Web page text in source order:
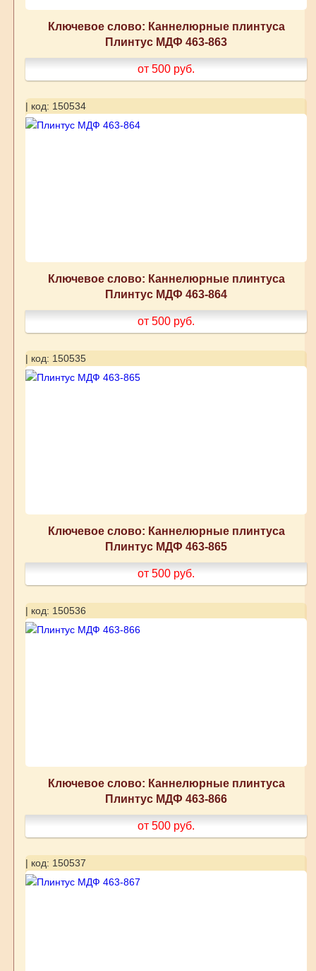
Ключевое слово: Каннелюрные плинтуса
Плинтус МДФ 463-863
от 500 руб.
| код: 150534
Ключевое слово: Каннелюрные плинтуса
Плинтус МДФ 463-864
от 500 руб.
| код: 150535
Ключевое слово: Каннелюрные плинтуса
Плинтус МДФ 463-865
от 500 руб.
| код: 150536
Ключевое слово: Каннелюрные плинтуса
Плинтус МДФ 463-866
от 500 руб.
| код: 150537